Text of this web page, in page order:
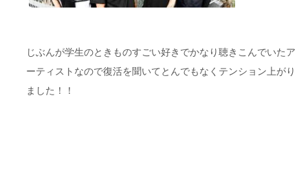
じぶんが学生のときものすごい好きでかなり聴きこんでいたア
ーティストなので復活を聞いてとんでもなくテンション上がり
ました！！